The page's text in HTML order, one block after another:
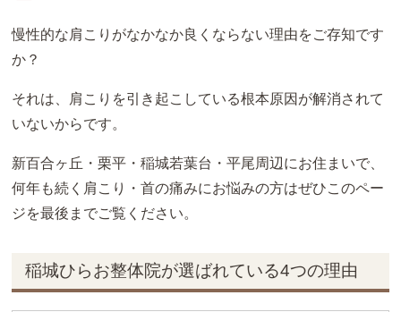
慢性的な肩こりがなかなか良くならない理由をご存知です
か？
それは、肩こりを引き起こしている根本原因が解消されて
いないからです。
新百合ヶ丘・栗平・稲城若葉台・平尾周辺にお住まいで、
何年も続く肩こり・首の痛みにお悩みの方はぜひこのペー
ジを最後までご覧ください。
稲城ひらお整体院が選ばれている4つの理由